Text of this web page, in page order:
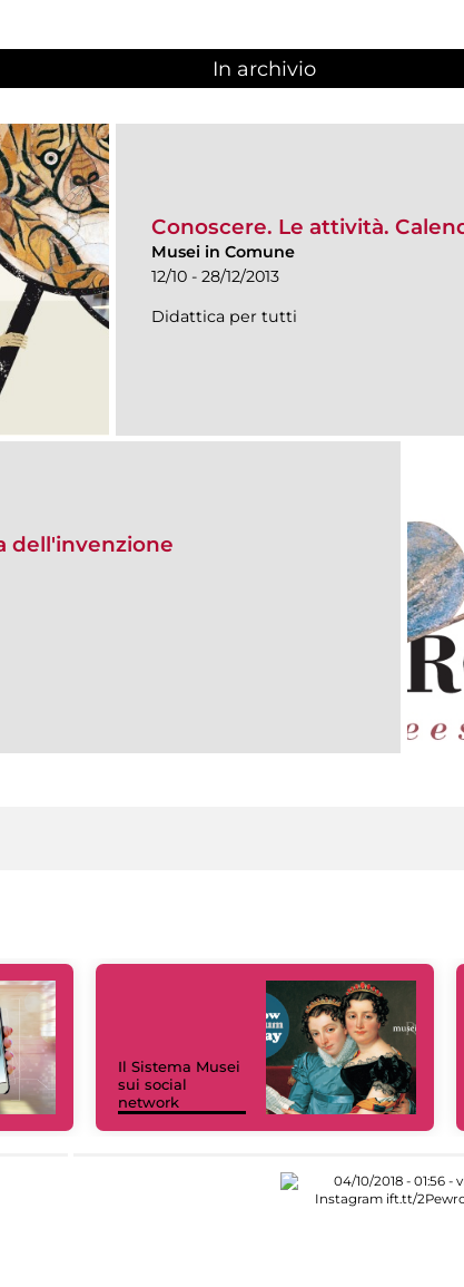
In archivio
Conoscere. Le attività.
Musei in Comune
12/10 - 28/12/2013
Didattica per tutti
dell'invenzione
Il Sistema Musei
sui social
network